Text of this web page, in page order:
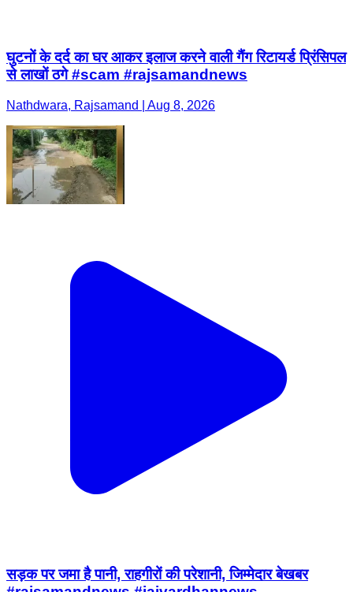
घुटनों के दर्द का घर आकर इलाज करने वाली गैंग रिटायर्ड प्रिंसिपल
से लाखों ठगे #scam #rajsamandnews
Nathdwara, Rajsamand | Aug 8, 2026
सड़क पर जमा है पानी, राहगीरों की परेशानी, जिम्मेदार बेखबर